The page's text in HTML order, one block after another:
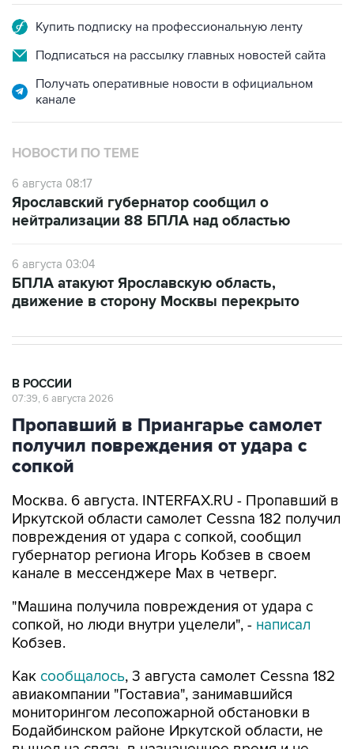
Купить подписку на профессиональную ленту
Подписаться на рассылку главных новостей сайта
Получать оперативные новости в официальном
канале
НОВОСТИ ПО ТЕМЕ
6 августа 08:17
Ярославский губернатор сообщил о
нейтрализации 88 БПЛА над областью
6 августа 03:04
БПЛА атакуют Ярославскую область,
движение в сторону Москвы перекрыто
В РОССИИ
07:39, 6 августа 2026
Пропавший в Приангарье самолет
получил повреждения от удара с
сопкой
Москва. 6 августа. INTERFAX.RU - Пропавший в
Иркутской области самолет Cessna 182 получил
повреждения от удара с сопкой, сообщил
губернатор региона Игорь Кобзев в своем
канале в мессенджере Мах в четверг.
"Машина получила повреждения от удара с
сопкой, но люди внутри уцелели", - написал
Кобзев.
Как сообщалось, 3 августа самолет Cessna 182
авиакомпании "Гоставиа", занимавшийся
мониторингом лесопожарной обстановки в
Бодайбинском районе Иркутской области, не